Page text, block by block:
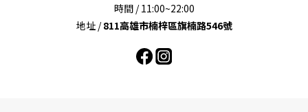
時間 / 11:00~22:00
地址 /811高雄市楠梓區旗楠路546號